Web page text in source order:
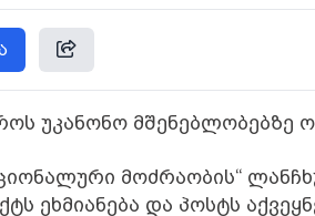
უკანონო მშენებლობებზე
მოძრაობის“
ეხმიანება და პოსტს